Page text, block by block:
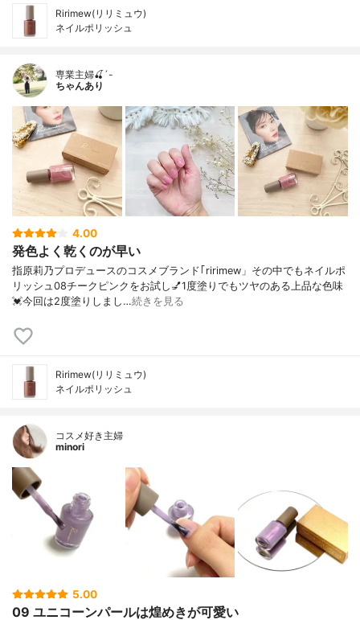
Ririmew(リリミュウ)
ネイルポリッシュ
専業主婦🍒´-
ちゃんあり
4.00
発色よく乾くのが早い
指原莉乃プロデュースのコスメブランド｢ririmew」その中でもネイルポ
リッシュ08チークピンクをお試し💅1度塗りでもツヤのある上品な色味
💓今回は2度塗りしまし…続きを見る
Ririmew(リリミュウ)
ネイルポリッシュ
コスメ好き主婦
minori
5.00
09 ユニコーンパールは煌めきが可愛い